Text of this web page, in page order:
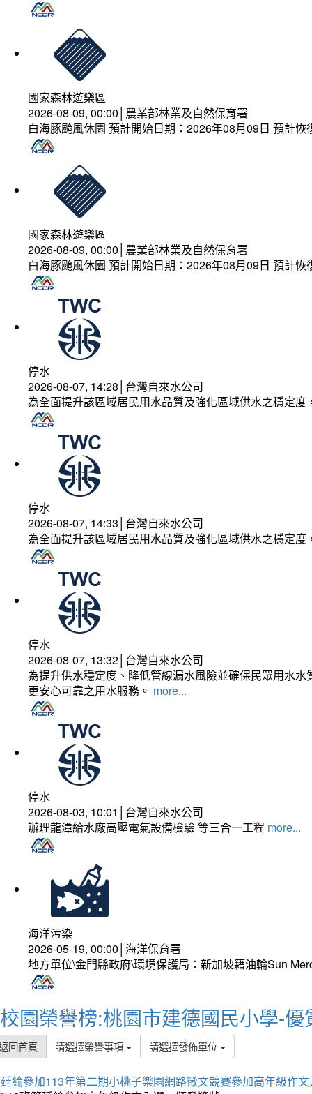
國家森林遊樂區
2026-08-09, 00:00│農業部林業及自然保育署
白海豚颱風休園 預計開始日期：2026年08月09日 預計
國家森林遊樂區
2026-08-09, 00:00│農業部林業及自然保育署
白海豚颱風休園 預計開始日期：2026年08月09日 預計
停水
2026-08-07, 14:28│台灣自來水公司
為全面提升該區域居民用水品質及強化區域供水之穩定
停水
2026-08-07, 14:33│台灣自來水公司
為全面提升該區域居民用水品質及強化區域供水之穩定
停水
2026-08-07, 13:32│台灣自來水公司
為提升供水穩定度、降低管線漏水風險並確保民眾用水
更安心可靠之用水服務。 more...
停水
2026-08-03, 10:01│台灣自來水公司
辦理龍潭給水廠高壓電氣設備檢驗 等三合一工程 more...
海洋污染
2026-05-19, 00:00│海洋保育署
地方單位\金門縣政府\環境保護局：新加坡籍油輪Sun
校園榮譽榜:桃園市建德國民小學-優
回首頁 請選擇榮譽事項 請選擇發佈單位
綸參加113年第二期小桃子樂園網路徵文競賽參加高年級作